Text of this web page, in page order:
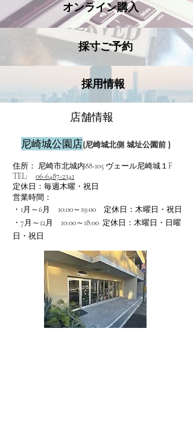
オンライン購入
​採寸ご予約
採用情報
店舗情報
尼崎城公園店(尼崎城北側 城址公園前 )
住所： 尼崎市北城内88-105 ヴェール尼崎城１F
TEL: 06-6487-2341
定休日：毎週木曜・祝日
営業時間：
・1月～6月 10:00～19:00 定休日：木曜日・祝日
・7月～12月 10:00～18:00 定休日：木曜日・日曜
日・祝日